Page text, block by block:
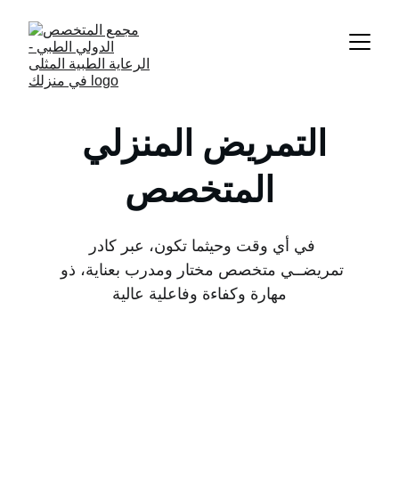
التمريض المنزلي
المتخصص
في أي وقت وحيثما تكون، عبر كادر
تمريضــي متخصص مختار ومدرب بعناية، ذو
مهارة وكفاءة وفاعلية عالية